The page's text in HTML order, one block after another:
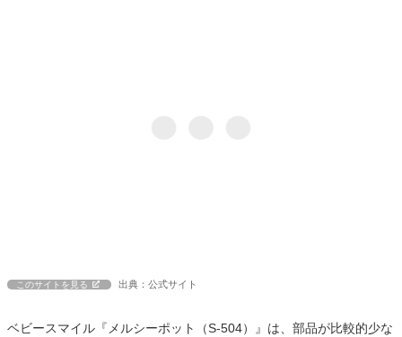
このサイトを見る 出典：公式サイト
ベビースマイル『メルシーポット（S-504）』は、部品が比較的少な